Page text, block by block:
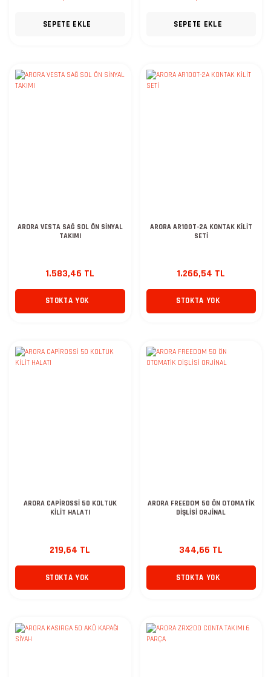
SEPETE EKLE SEPETE EKLE
ARORA VESTA SAĞ SOL ÖN SİNYAL
TAKIMI
1.583,46 TL
STOKTA YOK
ARORA AR100T-2A KONTAK KİLİT
SETİ
1.266,54 TL
STOKTA YOK
ARORA CAPİROSSİ 50 KOLTUK
KİLİT HALATI
219,64 TL
STOKTA YOK
ARORA FREEDOM 50 ÖN OTOMATİK
DİŞLİSİ ORJİNAL
344,66 TL
STOKTA YOK